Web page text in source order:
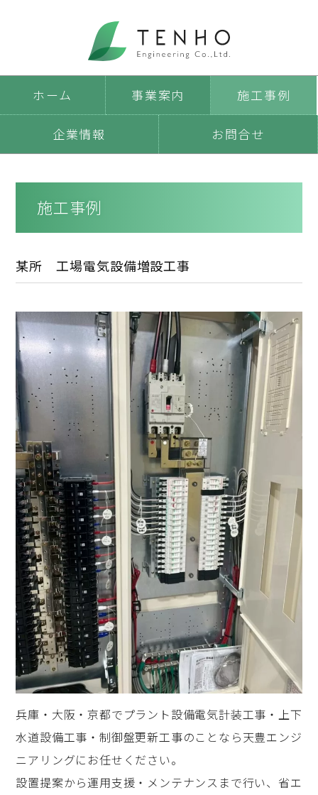
ホーム 事業案内 施工事例
企業情報 お問合せ
施工事例
某所 工場電気設備増設工事
兵庫・大阪・京都でプラント設備電気計装工事・上下
水道設備工事・制御盤更新工事のことなら天豊エンジ
ニアリングにお任せください。
設置提案から運用支援・メンテナンスまで行い、省エ